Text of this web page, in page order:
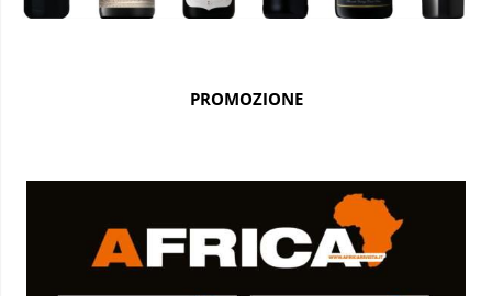
PROMOZIONE